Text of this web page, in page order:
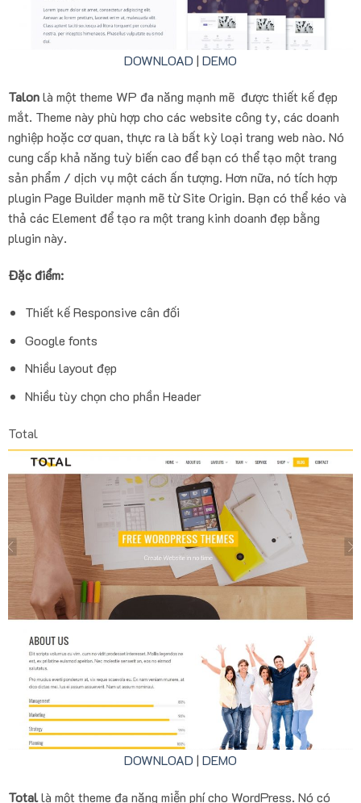
DOWNLOAD | DEMO
Talonlà một theme WP đa năng mạnh mẽ được thiết kế đẹp
mắt. Theme này phù hợp cho các website công ty, các doanh
nghiệp hoặc cơ quan, thực ra là bất kỳ loại trang web nào. Nó
cung cấp khả năng tuỳ biến cao để bạn có thể tạo một trang
sản phẩm / dịch vụ một cách ấn tượng. Hơn nữa, nó tích hợp
plugin Page Builder mạnh mẽ từ Site Origin. Bạn có thể kéo và
thả các Element để tạo ra một trang kinh doanh đẹp bằng
plugin này.
Đặc điểm:
Thiết kế Responsive cân đối
Google fonts
Nhiều layout đẹp
Nhiều tùy chọn cho phần Header
Total
DOWNLOAD | DEMO
Totallà một theme đa năng miễn phí cho WordPress. Nó có